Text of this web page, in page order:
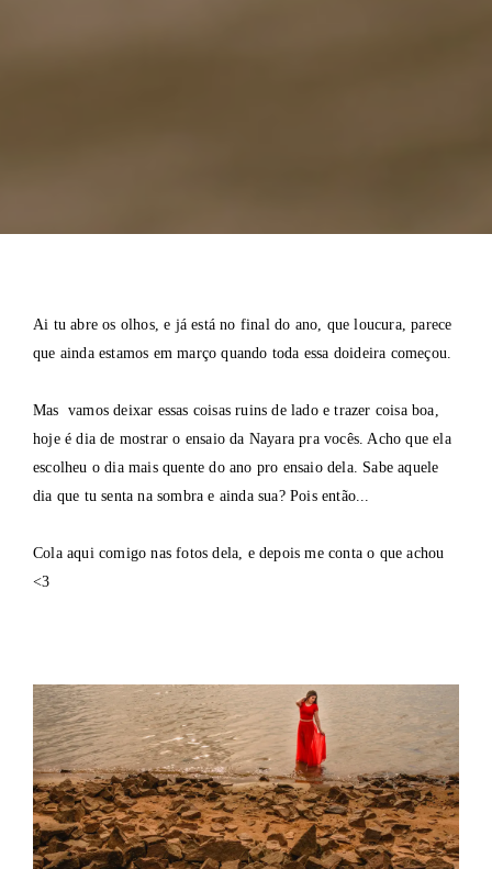
Ai tu abre os olhos, e já está no final do ano, que loucura, parece
que ainda estamos em março quando toda essa doideira começou.
Mas vamos deixar essas coisas ruins de lado e trazer coisa boa,
hoje é dia de mostrar o ensaio da Nayara pra vocês. Acho que ela
escolheu o dia mais quente do ano pro ensaio dela. Sabe aquele
dia que tu senta na sombra e ainda sua? Pois então...
Cola aqui comigo nas fotos dela, e depois me conta o que achou
<3